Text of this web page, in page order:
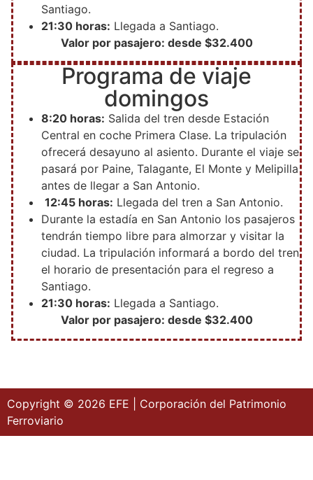
Santiago.
21:30 horas: Llegada a Santiago.
Valor por pasajero: desde $32.400
Programa de viaje
domingos
8:20 horas: Salida del tren desde Estación
Central en coche Primera Clase. La tripulación
ofrecerá desayuno al asiento. Durante el viaje se
pasará por Paine, Talagante, El Monte y Melipilla
antes de llegar a San Antonio.
12:45 horas: Llegada del tren a San Antonio.
Durante la estadía en San Antonio los pasajeros
tendrán tiempo libre para almorzar y visitar la
ciudad. La tripulación informará a bordo del tren
el horario de presentación para el regreso a
Santiago.
21:30 horas: Llegada a Santiago.
Valor por pasajero: desde $32.400
Copyright © 2026 EFE | Corporación del Patrimonio
Ferroviario